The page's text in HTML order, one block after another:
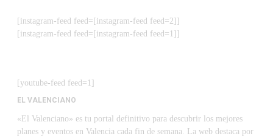
[instagram-feed feed=[instagram-feed feed=2]]
[instagram-feed feed=[instagram-feed feed=1]]
[youtube-feed feed=1]
EL VALENCIANO
«El Valenciano» es tu portal definitivo para descubrir los mejores
planes y eventos en Valencia cada fin de semana. La web destaca por